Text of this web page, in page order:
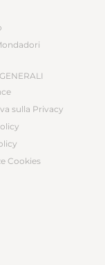
sulla Privacy
Cookies